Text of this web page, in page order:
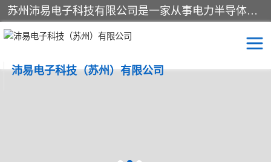
苏州沛易电子科技有限公司是一家从事电力半导体器件和电子元器件的专业代理及分销商，产品包括：IGBT模块、IPM模块、PIM模块、二极管、三极管、可控硅、整流桥、IGBT单管、IGBT电路驱动板、GTR达林顿模块、快恢复二极管、肖特基二极管、熔断器、IC集成电路、快速熔断器等。
沛易电子科技（苏州）有限公司